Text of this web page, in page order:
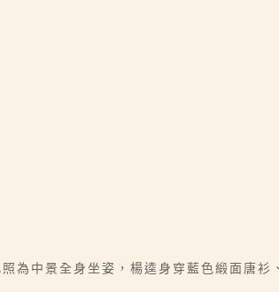
為中景全身坐姿，楊逵身穿藍色緞面唐